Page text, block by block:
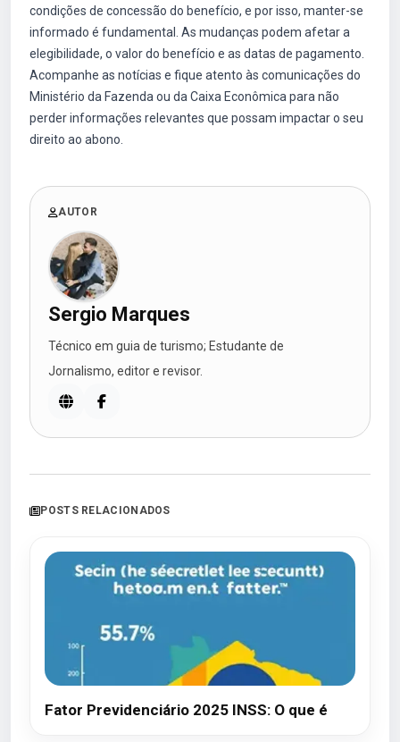
condições de concessão do benefício, e por isso, manter-se
informado é fundamental. As mudanças podem afetar a
elegibilidade, o valor do benefício e as datas de pagamento.
Acompanhe as notícias e fique atento às comunicações do
Ministério da Fazenda ou da Caixa Econômica para não
perder informações relevantes que possam impactar o seu
direito ao abono.
AUTOR
Sergio Marques
Técnico em guia de turismo; Estudante de
Jornalismo, editor e revisor.
POSTS RELACIONADOS
Fator Previdenciário 2025 INSS: O que é